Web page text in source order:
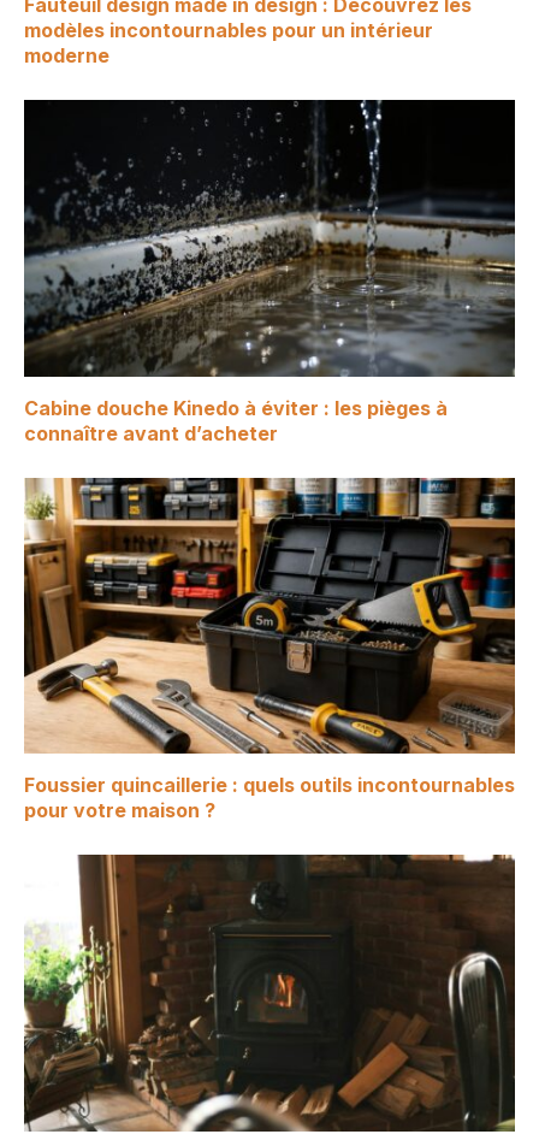
Fauteuil design made in design : Découvrez les
modèles incontournables pour un intérieur
moderne
Cabine douche Kinedo à éviter : les pièges à
connaître avant d’acheter
Foussier quincaillerie : quels outils incontournables
pour votre maison ?